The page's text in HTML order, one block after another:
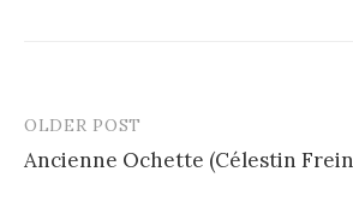
Post
navigation
OLDER POST
Ancienne Ochette (Célestin